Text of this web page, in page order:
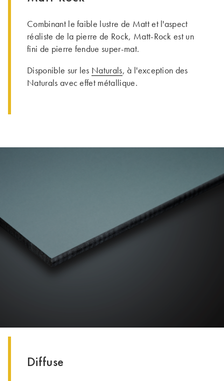
Combinant le faible lustre de Matt et l'aspect
réaliste de la pierre de Rock, Matt-Rock est un
fini de pierre fendue super-mat.
Disponible sur les Naturals, à l'exception des
Naturals avec effet métallique.
Diffuse